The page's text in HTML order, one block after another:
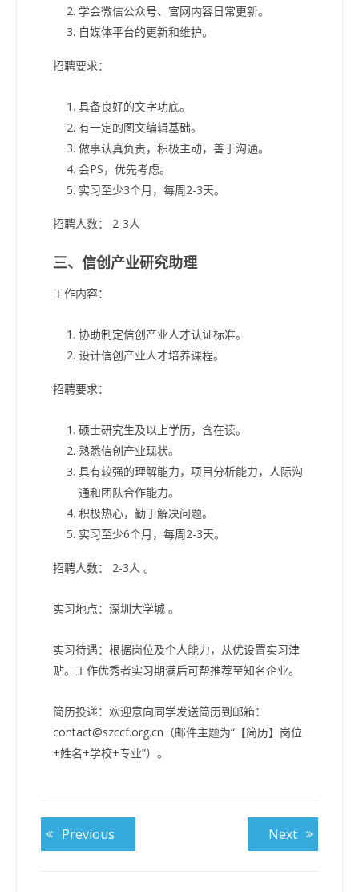
学会微信公众号、官网内容日常更新。
自媒体平台的更新和维护。
招聘要求：
具备良好的文字功底。
有一定的图文编辑基础。
做事认真负责，积极主动，善于沟通。
会PS，优先考虑。
实习至少3个月，每周2-3天。
招聘人数： 2-3人
三、信创产业研究助理
工作内容：
协助制定信创产业人才认证标准。
设计信创产业人才培养课程。
招聘要求：
硕士研究生及以上学历，含在读。
熟悉信创产业现状。
具有较强的理解能力，项目分析能力，人际沟
通和团队合作能力。
积极热心，勤于解决问题。
实习至少6个月，每周2-3天。
招聘人数： 2-3人 。
实习地点：深圳大学城 。
实习待遇：根据岗位及个人能力，从优设置实习津
贴。工作优秀者实习期满后可帮推荐至知名企业。
简历投递：欢迎意向同学发送简历到邮箱：
contact@szccf.org.cn（邮件主题为“【简历】岗位
+姓名+学校+专业”）。
文
章
Previous NextNext